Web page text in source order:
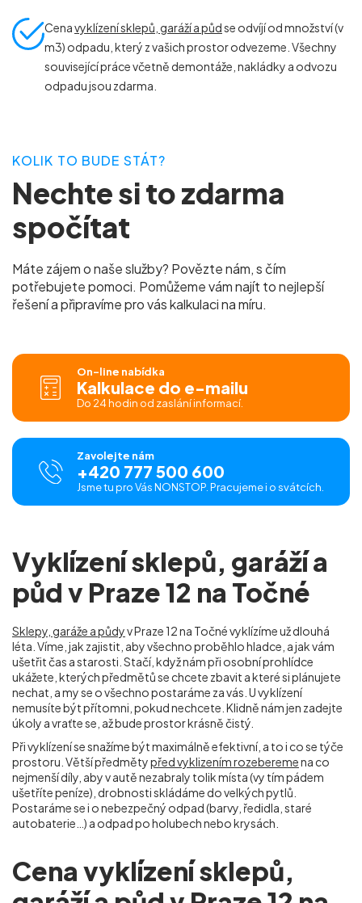
Cenavyklízení sklepů, garáží a půdse odvíjí od množství (v
m3) odpadu, který z vašich prostor odvezeme. Všechny
související práce včetně demontáže, nakládky a odvozu
odpadu jsou zdarma.
KOLIK TO BUDE STÁT?
Nechte si to zdarma
spočítat
Máte zájem o naše služby? Povězte nám, s čím
potřebujete pomoci. Pomůžeme vám najít to nejlepší
řešení a připravíme pro vás kalkulaci na míru.
On-line nabídka
Kalkulace do e-mailu
Do 24 hodin od zaslání informací.
Zavolejte nám
+420 777 500 600
Jsme tu pro Vás NONSTOP. Pracujeme i o svátcích.
Vyklízení sklepů, garáží a
půd v Praze 12 na Točné
Sklepy, garáže a půdyv Praze 12 na Točnévyklízíme už dlouhá
léta. Víme, jak zajistit, aby všechno proběhlo hladce, a jak vám
ušetřit čas a starosti. Stačí, když nám při osobní prohlídce
ukážete, kterých předmětů se chcete zbavit a které si plánujete
nechat, a my se o všechno postaráme za vás. U vyklízení
nemusíte být přítomni, pokud nechcete. Klidně nám jen zadejte
úkoly a vraťte se, až bude prostor krásně čistý.
Při vyklízení se snažíme být maximálně efektivní, a to i co se týče
prostoru. Větší předmětypřed vyklizením rozeberemena co
nejmenší díly, aby v autě nezabraly tolik místa (vy tím pádem
ušetříte peníze), drobnosti skládáme do velkých pytlů.
Postaráme se i o nebezpečný odpad (barvy, ředidla, staré
autobaterie…) a odpad po holubech nebo krysách.
Cena vyklízení sklepů,